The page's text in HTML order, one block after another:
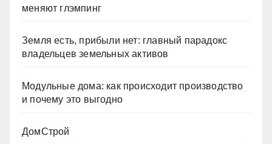
меняют глэмпинг
Земля есть, прибыли нет: главный парадокс
владельцев земельных активов
Модульные дома: как происходит производство
и почему это выгодно
ДомСтрой